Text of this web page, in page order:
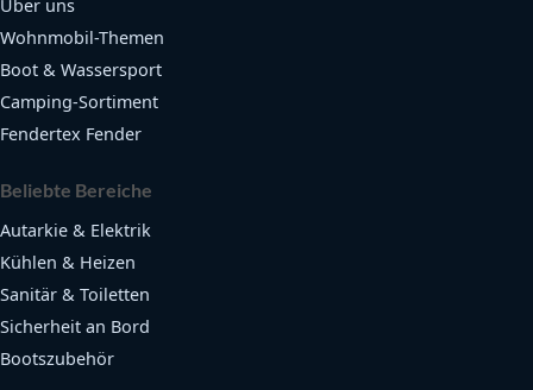
Über uns
Wohnmobil-Themen
Boot & Wassersport
Camping-Sortiment
Fendertex Fender
Beliebte Bereiche
Autarkie & Elektrik
Kühlen & Heizen
Sanitär & Toiletten
Sicherheit an Bord
Bootszubehör